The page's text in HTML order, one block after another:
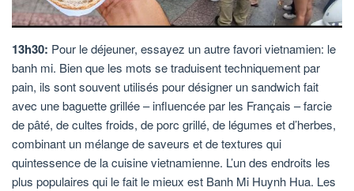
13h30: Pour le déjeuner, essayez un autre favori vietnamien: le
banh mi. Bien que les mots se traduisent techniquement par
pain, ils sont souvent utilisés pour désigner un sandwich fait
avec une baguette grillée – influencée par les Français – farcie
de pâté, de cultes froids, de porc grillé, de légumes et d’herbes,
combinant un mélange de saveurs et de textures qui
quintessence de la cuisine vietnamienne. L’un des endroits les
plus populaires qui le fait le mieux est Banh Mi Huynh Hua. Les